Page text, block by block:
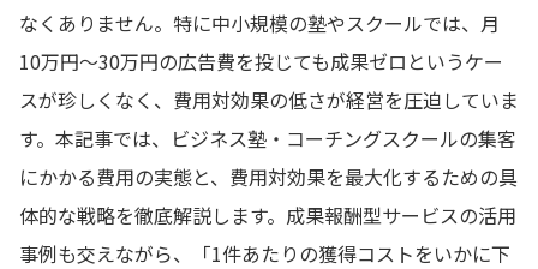
なくありません。特に中小規模の塾やスクールでは、月
10万円〜30万円の広告費を投じても成果ゼロというケー
スが珍しくなく、費用対効果の低さが経営を圧迫していま
す。本記事では、ビジネス塾・コーチングスクールの集客
にかかる費用の実態と、費用対効果を最大化するための具
体的な戦略を徹底解説します。成果報酬型サービスの活用
事例も交えながら、「1件あたりの獲得コストをいかに下